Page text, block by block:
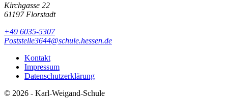
Kirchgasse 22
61197 Florstadt
+49 6035-5307
Poststelle3644@schule.hessen.de
Kontakt
Impressum
Datenschutzerklärung
© 2026 - Karl-Weigand-Schule